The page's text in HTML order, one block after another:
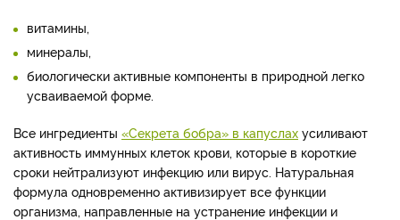
витамины,
минералы,
биологически активные компоненты в природной легко
усваиваемой форме.
Все ингредиенты «Секрета бобра» в капуслах усиливают
активность иммунных клеток крови, которые в короткие
сроки нейтрализуют инфекцию или вирус. Натуральная
формула одновременно активизирует все функции
организма, направленные на устранение инфекции и